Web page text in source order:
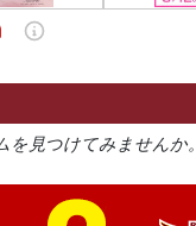
見つけてみませんか。